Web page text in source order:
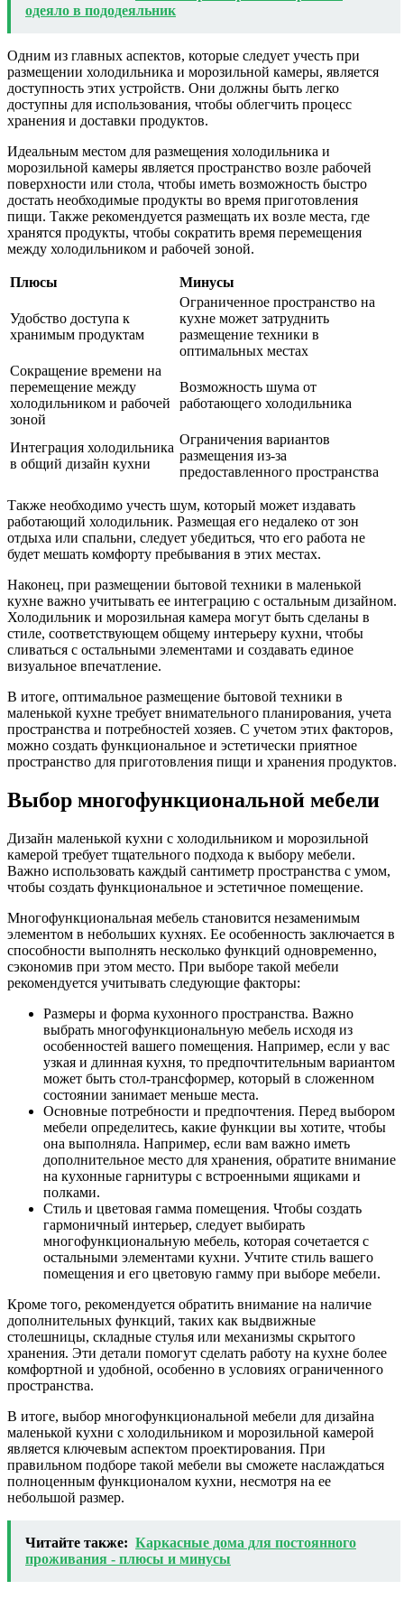
одеяло в пододеяльник
Одним из главных аспектов, которые следует учесть при
размещении холодильника и морозильной камеры, является
доступность этих устройств. Они должны быть легко
доступны для использования, чтобы облегчить процесс
хранения и доставки продуктов.
Идеальным местом для размещения холодильника и
морозильной камеры является пространство возле рабочей
поверхности или стола, чтобы иметь возможность быстро
достать необходимые продукты во время приготовления
пищи. Также рекомендуется размещать их возле места, где
хранятся продукты, чтобы сократить время перемещения
между холодильником и рабочей зоной.
Плюсы Минусы
Удобство доступа к
хранимым продуктам
Ограниченное пространство на
кухне может затруднить
размещение техники в
оптимальных местах
Сокращение времени на
перемещение между
холодильником и рабочей
зоной
Возможность шума от
работающего холодильника
Интеграция холодильника
в общий дизайн кухни
Ограничения вариантов
размещения из-за
предоставленного пространства
Также необходимо учесть шум, который может издавать
работающий холодильник. Размещая его недалеко от зон
отдыха или спальни, следует убедиться, что его работа не
будет мешать комфорту пребывания в этих местах.
Наконец, при размещении бытовой техники в маленькой
кухне важно учитывать ее интеграцию с остальным дизайном.
Холодильник и морозильная камера могут быть сделаны в
стиле, соответствующем общему интерьеру кухни, чтобы
сливаться с остальными элементами и создавать единое
визуальное впечатление.
В итоге, оптимальное размещение бытовой техники в
маленькой кухне требует внимательного планирования, учета
пространства и потребностей хозяев. С учетом этих факторов,
можно создать функциональное и эстетически приятное
пространство для приготовления пищи и хранения продуктов.
Выбор многофункциональной мебели
Дизайн маленькой кухни с холодильником и морозильной
камерой требует тщательного подхода к выбору мебели.
Важно использовать каждый сантиметр пространства с умом,
чтобы создать функциональное и эстетичное помещение.
Многофункциональная мебель становится незаменимым
элементом в небольших кухнях. Ее особенность заключается в
способности выполнять несколько функций одновременно,
сэкономив при этом место. При выборе такой мебели
рекомендуется учитывать следующие факторы:
Размеры и форма кухонного пространства. Важно
выбрать многофункциональную мебель исходя из
особенностей вашего помещения. Например, если у вас
узкая и длинная кухня, то предпочтительным вариантом
может быть стол-трансформер, который в сложенном
состоянии занимает меньше места.
Основные потребности и предпочтения. Перед выбором
мебели определитесь, какие функции вы хотите, чтобы
она выполняла. Например, если вам важно иметь
дополнительное место для хранения, обратите внимание
на кухонные гарнитуры с встроенными ящиками и
полками.
Стиль и цветовая гамма помещения. Чтобы создать
гармоничный интерьер, следует выбирать
многофункциональную мебель, которая сочетается с
остальными элементами кухни. Учтите стиль вашего
помещения и его цветовую гамму при выборе мебели.
Кроме того, рекомендуется обратить внимание на наличие
дополнительных функций, таких как выдвижные
столешницы, складные стулья или механизмы скрытого
хранения. Эти детали помогут сделать работу на кухне более
комфортной и удобной, особенно в условиях ограниченного
пространства.
В итоге, выбор многофункциональной мебели для дизайна
маленькой кухни с холодильником и морозильной камерой
является ключевым аспектом проектирования. При
правильном подборе такой мебели вы сможете наслаждаться
полноценным функционалом кухни, несмотря на ее
небольшой размер.
Читайте также: Каркасные дома для постоянного
проживания - плюсы и минусы